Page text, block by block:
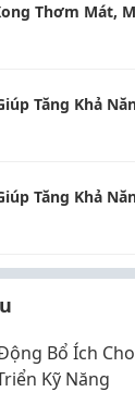
Thơm Mát,
Tăng Khả
Tăng Khả
Bổ Ích
Kỹ Năng